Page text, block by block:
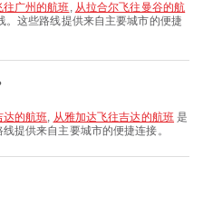
往广州的航班, 从拉合尔飞往曼谷的航
这些路线提供来自主要城市的便捷
达的航班, 从雅加达飞往吉达的航班 是
提供来自主要城市的便捷连接。